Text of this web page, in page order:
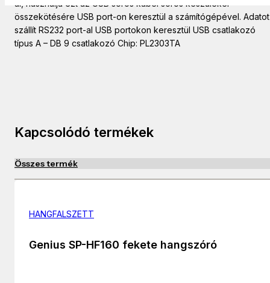
al, használja ezt az USB soros kábel soros készülékei
összekötésére USB port-on keresztül a számítógépével. Adatot
szállít RS232 port-al USB portokon keresztül USB csatlakozó
típus A – DB 9 csatlakozó Chip: PL2303TA
Kapcsolódó termékek
Összes termék
HANGFALSZETT
Genius SP-HF160 fekete hangszóró